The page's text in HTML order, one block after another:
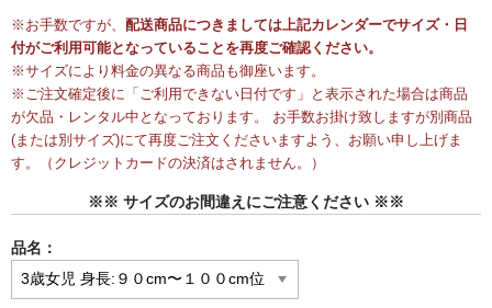
※お手数ですが、 配送商品につきましては上記カレンダーでサイズ・日
付がご利用可能となっていることを再度ご確認ください。
※サイズにより料金の異なる商品も御座います。
※ご注文確定後に「ご利用できない日付です」と表示された場合は商品
が欠品・レンタル中となっております。 お手数お掛け致しますが別商品
(または別サイズ)にて再度ご注文くださいますよう、お願い申し上げま
す。（クレジットカードの決済はされません。）
※※ サイズのお間違えにご注意ください ※※
品名：